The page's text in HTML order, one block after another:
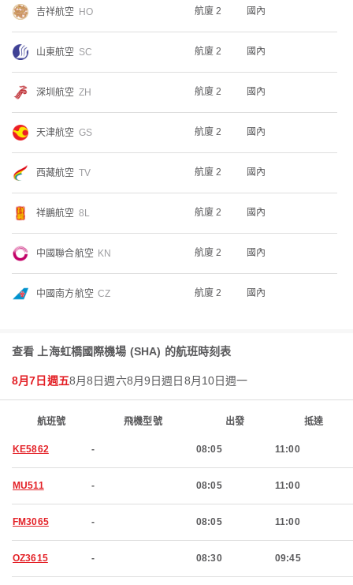
吉祥航空 HO 航廈 2 國內
山東航空 SC 航廈 2 國內
深圳航空 ZH 航廈 2 國內
天津航空 GS 航廈 2 國內
西藏航空 TV 航廈 2 國內
祥鵬航空 8L 航廈 2 國內
中國聯合航空 KN 航廈 2 國內
中國南方航空 CZ 航廈 2 國內
查看 上海虹橋國際機場 (SHA) 的航班時刻表
8月7日週五8月8日週六8月9日週日 8月10日週一
航班號 飛機型號 出發 抵達
KE5862 - 08:05 11:00
MU511 - 08:05 11:00
FM3065 - 08:05 11:00
OZ3615 - 08:30 09:45